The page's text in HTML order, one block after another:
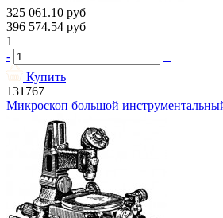
325 061.10 руб
396 574.54 руб
1
-
+
Купить
131767
Микроскоп большой